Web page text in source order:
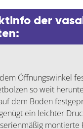
der
Öffnungswinkel
so weit
dem Boden
ein leichter
montierte